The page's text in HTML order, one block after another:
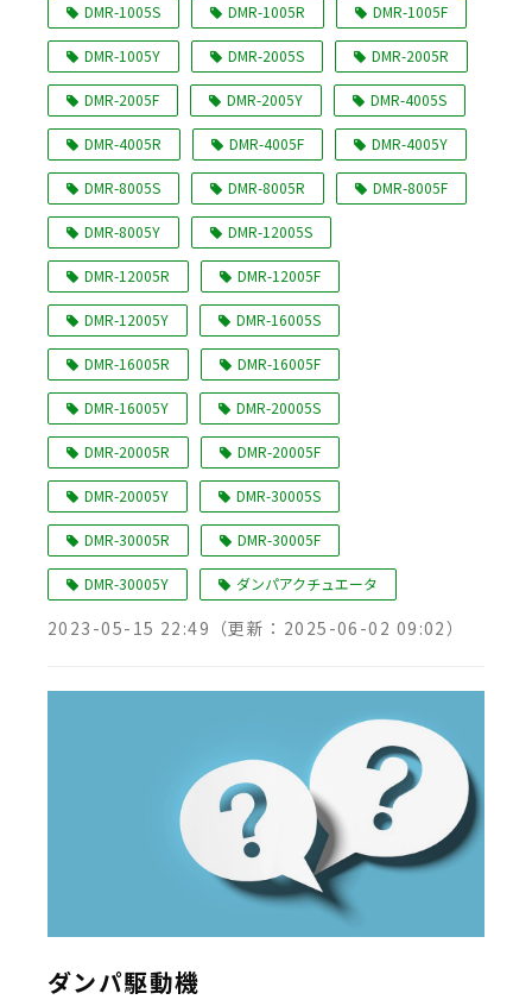
DMR-1005S DMR-1005R DMR-1005F
DMR-1005Y DMR-2005S DMR-2005R
DMR-2005F DMR-2005Y DMR-4005S
DMR-4005R DMR-4005F DMR-4005Y
DMR-8005S DMR-8005R DMR-8005F
DMR-8005Y DMR-12005S
DMR-12005R DMR-12005F
DMR-12005Y DMR-16005S
DMR-16005R DMR-16005F
DMR-16005Y DMR-20005S
DMR-20005R DMR-20005F
DMR-20005Y DMR-30005S
DMR-30005R DMR-30005F
DMR-30005Y ダンパアクチュエータ
2023-05-15 22:49 （更新： 2025-06-02 09:02）
ダンパ駆動機